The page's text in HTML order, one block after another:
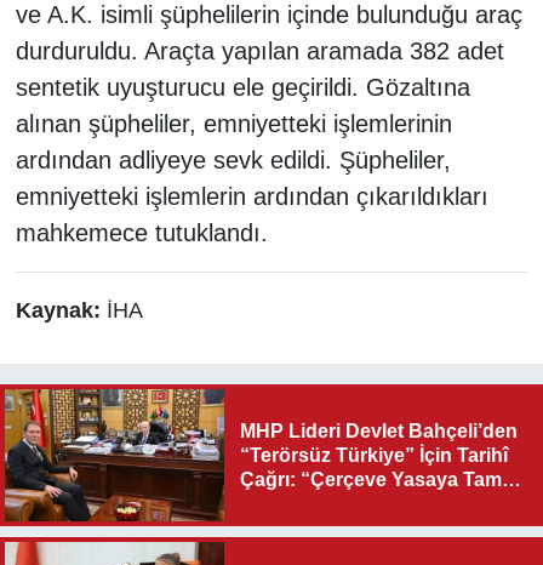
ve A.K. isimli şüphelilerin içinde bulunduğu araç
durduruldu. Araçta yapılan aramada 382 adet
sentetik uyuşturucu ele geçirildi. Gözaltına
alınan şüpheliler, emniyetteki işlemlerinin
ardından adliyeye sevk edildi. Şüpheliler,
emniyetteki işlemlerin ardından çıkarıldıkları
mahkemece tutuklandı.
Kaynak: İHA
MHP Lideri Devlet Bahçeli’den
“Terörsüz Türkiye” İçin Tarihî
Çağrı: “Çerçeve Yasaya Tam